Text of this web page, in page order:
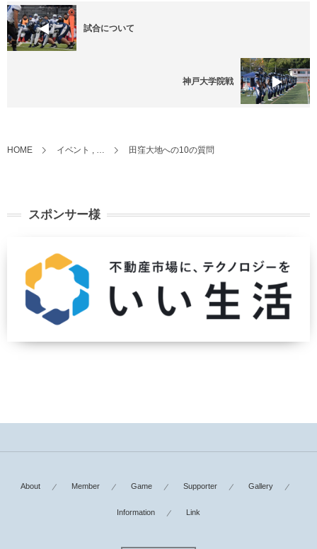
試合について
神戸大学院戦
HOME イベント , … 田窪大地への10の質問
スポンサー様
About Member Game Supporter Gallery
Information Link